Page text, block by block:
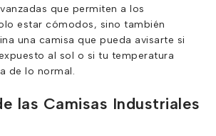
que permiten a los
estar cómodos, sino también
una camisa que pueda avisarte si
al sol o si tu temperatura
de lo normal.
las Camisas Industriales